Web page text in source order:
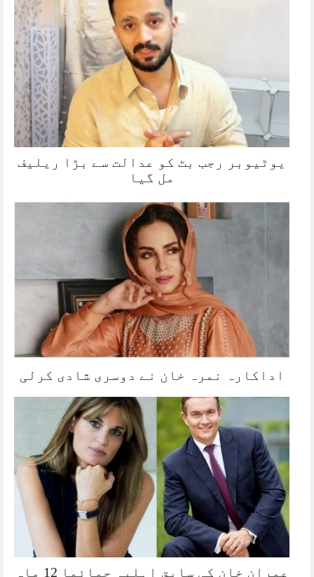
یوٹیوبر رجب بٹ کو عدالت سے بڑا ریلیف
مل گیا
اداکارہ نمرہ خان نے دوسری شادی کرلی
عمران خان کی سابق اہلیہ جمائما 12 ماہ